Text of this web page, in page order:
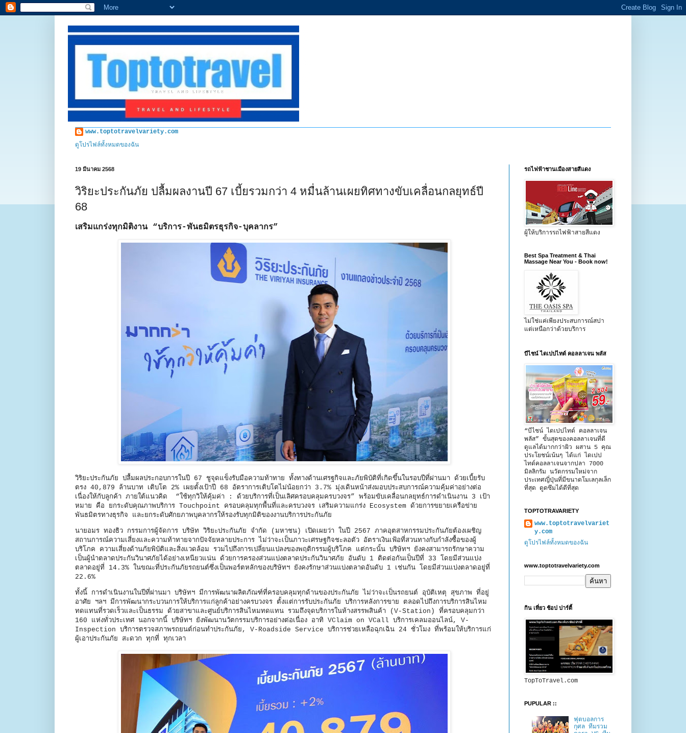
www.toptotravelvariety.com
ดูโปรไฟล์ทั้งหมดของฉัน
19 มีนาคม 2568
วิริยะประกันภัย ปลื้มผลงานปี 67 เบี้ยรวมกว่า 4 หมื่นล้านเผยทิศทางขับเคลื่อนกลยุทธ์ปี
68
เสริมแกร่งทุกมิติงาน “บริการ-พันธมิตรธุรกิจ-บุคลากร”
วิริยะประกันภัย ปลื้มผลประกอบการในปี 67 ชูจุดแข็งรับมือความท้าทาย ทั้งทางด้านเศรฐกิจและภัยพิบัติที่เกิดขึ้นในรอบปีที่ผ่านมา ด้วยเบี้ยรับ
ตรง 40,879 ล้านบาท เติบโต 2% เผยตั้งเป้าปี 68 อัตราการเติบโตไม่น้อยกว่า 3.7% มุ่งเดินหน้าส่งมอบประสบการณ์ความคุ้มค่าอย่างต่อ
เนื่องให้กับลูกค้า ภายใต้แนวคิด “ใช้ทุกวิให้คุ้มค่า : ด้วยบริการที่เป็นเลิศครอบคลุมครบวงจร” พร้อมขับเคลื่อนกลยุทธ์การดำเนินงาน 3 เป้า
หมาย คือ ยกระดับคุณภาพบริการ Touchpoint ครอบคลุมทุกพื้นที่และครบวงจร เสริมความแกร่ง Ecosystem ด้วยการขยายเครือข่าย
พันธมิตรทางธุรกิจ และยกระดับศักยภาพบุคลากรให้รองรับทุกมิติของงานบริการประกันภัย
นายอมร ทองธิว กรรมการผู้จัดการ บริษัท วิริยะประกันภัย จำกัด (มหาชน) เปิดเผยว่า ในปี 2567 ภาคอุตสาหกรรมประกันภัยต้องเผชิญ
สถานการณ์ความเสี่ยงและความท้าทายจากปัจจัยหลายประการ ไม่ว่าจะเป็นภาวะเศรษฐกิจชะลอตัว อัตราเงินเฟ้อที่สวนทางกับกำลังซื้อของผู้
บริโภค ความเสี่ยงด้านภัยพิบัติและสิ่งแวดล้อม รวมไปถึงการเปลี่ยนแปลงของพฤติกรรมผู้บริโภค แต่กระนั้น บริษัทฯ ยังคงสามารถรักษาความ
เป็นผู้นำตลาดประกันวินาศภัยได้อย่างเหนียวแน่น ด้วยการครองส่วนแบ่งตลาดประกันวินาศภัย อันดับ 1 ติดต่อกันเป็นปีที่ 33 โดยมีส่วนแบ่ง
ตลาดอยู่ที่ 14.3% ในขณะที่ประกันภัยรถยนต์ซึ่งเป็นพอร์ตหลักของบริษัทฯ ยังคงรักษาส่วนแบ่งตลาดอันดับ 1 เช่นกัน โดยมีส่วนแบ่งตลาดอยู่ที่
22.6%
ทั้งนี้ การดำเนินงานในปีที่ผ่านมา บริษัทฯ มีการพัฒนาผลิตภัณฑ์ที่ครอบคลุมทุกด้านของประกันภัย ไม่ว่าจะเป็นรถยนต์ อุบัติเหตุ สุขภาพ ที่อยู่
อาศัย ฯลฯ มีการพัฒนากระบวนการให้บริการแก่ลูกค้าอย่างครบวงจร ตั้งแต่การรับประกันภัย บริการหลังการขาย ตลอดไปถึงการบริการสินไหม
ทดแทนที่รวดเร็วและเป็นธรรม ด้วยสาขาและศูนย์บริการสินไหมทดแทน รวมถึงจุดบริการในห้างสรรพสินค้า (V-Station) ที่ครอบคลุมกว่า
160 แห่งทั่วประเทศ นอกจากนี้ บริษัทฯ ยังพัฒนานวัตกรรมบริการอย่างต่อเนื่อง อาทิ VClaim on VCall บริการเคลมออนไลน์, V-
Inspection บริการตรวจสภาพรถยนต์ก่อนทำประกันภัย, V-Roadside Service บริการช่วยเหลือฉุกเฉิน 24 ชั่วโมง ที่พร้อมให้บริการแก่
ผู้เอาประกันภัย สะดวก ทุกที่ ทุกเวลา
รถไฟฟ้าชานเมืองสายสีแดง
ผู้ให้บริการรถไฟฟ้าสายสีแดง
Best Spa Treatment & Thai
Massage Near You - Book now!
ไม่ใช่แค่เพียงประสบการณ์สปา
แต่เหนือกว่าด้วยบริการ
บีไชน์ ไดเปปไทด์ คอลลาเจน พลัส
“บีไชน์ ไดเปปไทด์ คอลลาเจน
พลัส” ขั้นสุดของคอลลาเจนที่ดี
ดูแลได้มากกว่าผิว ผสาน 5 คุณ
ประโยชน์เน้นๆ ได้แก่ ไดเปป
ไทด์คอลลาเจนจากปลา 7000
มิลลิกรัม นวัตกรรมใหม่จาก
ประเทศญี่ปุ่นที่มีขนาดโมเลกุลเล็ก
ที่สุด ดูดซึมได้ดีที่สุด
TOPTOTRAVARIETY
www.toptotravelvariet
y.com
ดูโปรไฟล์ทั้งหมดของฉัน
www.toptotravelvariety.com
กิน เที่ยว ช้อป ปาร์ตี้
TopToTravel.com
PUPULAR ::
ฟุตบอลการ
กุศล ทีมรวม